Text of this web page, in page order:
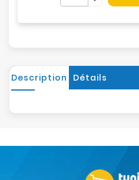
Description Détails